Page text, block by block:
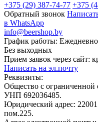
+375 (29) 387-74-77 +375
Обратный звонок
в WhatsApp
info@beershop.by
График работы:
Без выходных
Прием заявок через сайт:
Написать на эл.почту
Реквизиты:
Общество с ограниченной
УНП 692036485​.
Юридический адрес:
пом.225.